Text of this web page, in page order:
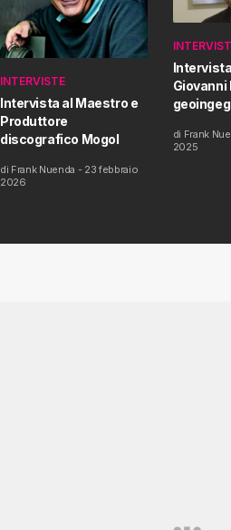
INTERVISTE
Intervista al Maestro e
Produttore
discografico Mogol
di Frank Nuenda - 23 febbraio
2026
Giovanni
salute
di Frank
2025